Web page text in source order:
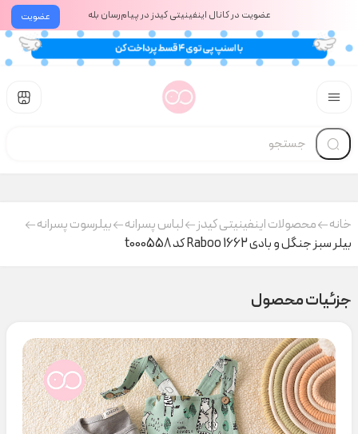
عضویت عضویت در کانال اینفینیتی کیدز در پیام‌رسان بله
خانه محصولات اینفینیتی کیدز لباس پسرانه
بیلرسوت پسرانه
بیلر سبز جنگل و بادی Raboo 1662 کد t000558
جزئیات محصول